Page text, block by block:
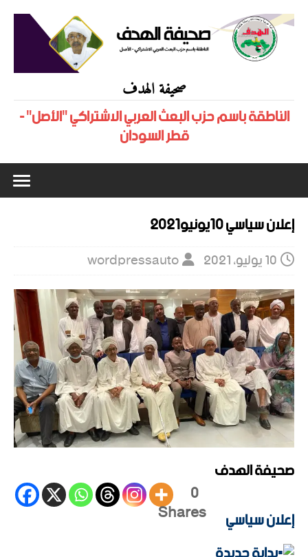
صحيفة الهدف
الناطقة باسم حزب البعث العربي الاشتراكي "الأصل" -
قطر السودان
إعلان سياسي 10يونيو2021
10 يوليو، 2021 wordpressauto
صحيفة الهدف
0
Shares إعلان سياسي